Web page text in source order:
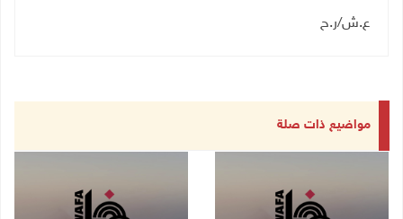
ع.ش/ر.ح
مواضيع ذات صلة